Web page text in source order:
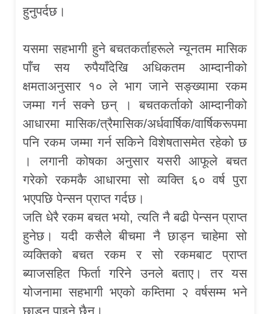
हुनुपर्दछ।
यसमा सहभागी हुने बचतकर्ताहरूले न्यूनतम मासिक
पाँच सय रुपैयाँदेखि अधिकतम आम्दानीको
क्षमताअनुसार १० ले भाग जाने सङ्ख्यामा रकम
जम्मा गर्न सक्ने छन् । बचतकर्ताको आम्दानीको
आधारमा मासिक/त्रैमासिक/अर्धवार्षिक/वार्षिकरूपमा
पनि रकम जम्मा गर्न सकिने विशेषतासमेत रहेको छ
। लगानी कोषका अनुसार यसरी आफूले बचत
गरेको रकमकै आधारमा सो व्यक्ति ६० वर्ष पुरा
भएपछि पेन्सन प्राप्त गर्दछ।
जति धेरै रकम बचत भयो, त्यति नै बढी पेन्सन प्राप्त
हुनेछ। यदी कसैले बीचमा नै छाड्न चाहेमा सो
व्यक्तिको बचत रकम र सो रकमबाट प्राप्त
ब्याजसहित फिर्ता गरिने उनले बताए। तर यस
योजनामा सहभागी भएको कम्तिमा २ वर्षसम्म भने
छाड्न पाइने छैन।